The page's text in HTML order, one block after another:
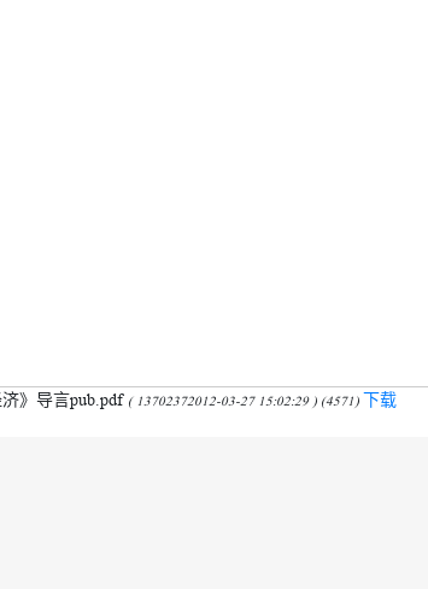
》导言pub.pdf ( 13702372012-03-27 15:02:29 ) (4571) 下载